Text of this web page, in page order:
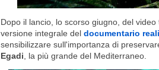
Dopo il lancio, lo scorso giugno, del
versione integrale del documentario
sensibilizzare sull'importanza di
Egadi, la più grande del Mediterraneo.